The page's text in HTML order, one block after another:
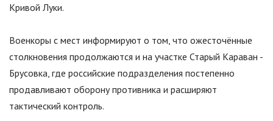
Кривой Луки.
Военкоры с мест информируют о том, что ожесточённые
столкновения продолжаются и на участке Старый Караван -
Брусовка, где российские подразделения постепенно
продавливают оборону противника и расширяют
тактический контроль.